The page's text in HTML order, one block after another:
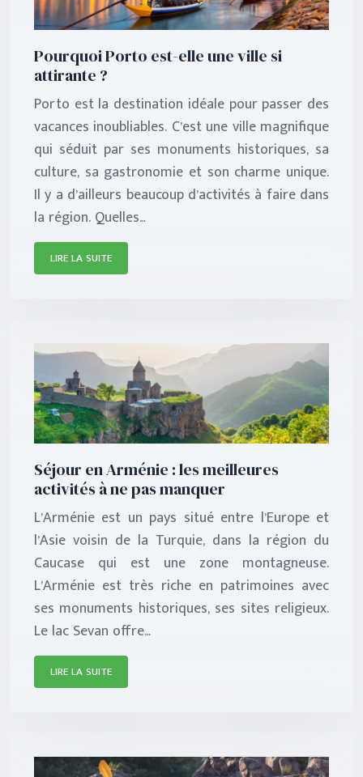
Pourquoi Porto est-elle une ville si
attirante ?
Porto est la destination idéale pour passer des
vacances inoubliables. C’est une ville magnifique
qui séduit par ses monuments historiques, sa
culture, sa gastronomie et son charme unique.
Il y a d’ailleurs beaucoup d’activités à faire dans
la région. Quelles…
LIRE LA SUITE
Séjour en Arménie : les meilleures
activités à ne pas manquer
L’Arménie est un pays situé entre l’Europe et
l’Asie voisin de la Turquie, dans la région du
Caucase qui est une zone montagneuse.
L’Arménie est très riche en patrimoines avec
ses monuments historiques, ses sites religieux.
Le lac Sevan offre…
LIRE LA SUITE